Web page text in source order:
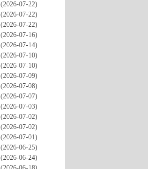
(2026-07-22)
(2026-07-22)
(2026-07-22)
(2026-07-16)
(2026-07-14)
(2026-07-10)
(2026-07-10)
(2026-07-09)
(2026-07-08)
(2026-07-07)
(2026-07-03)
(2026-07-02)
(2026-07-02)
(2026-07-01)
(2026-06-25)
(2026-06-24)